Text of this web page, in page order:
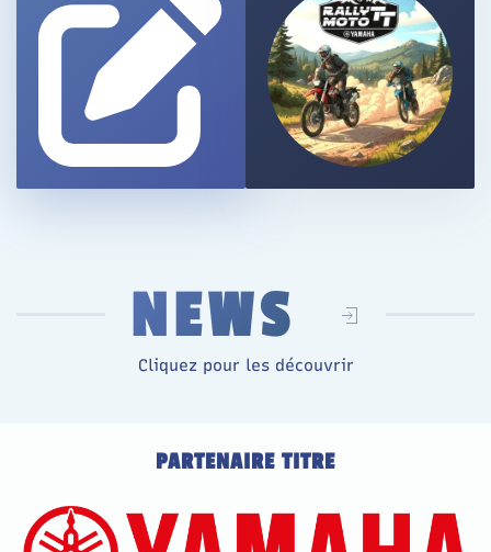
NEWS
Cliquez pour les découvrir
PARTENAIRE TITRE